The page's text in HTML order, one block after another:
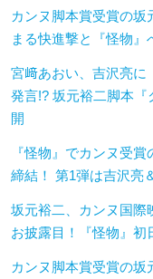
カンヌ脚本賞受賞の
まる快進撃と『怪物』
宮﨑あおい、吉沢亮に
発言!? 坂元裕二脚本
開
『怪物』でカンヌ受
締結！ 第1弾は吉沢亮
坂元裕二、カンヌ国際
お披露目！『怪物』初
カンヌ脚本賞受賞の